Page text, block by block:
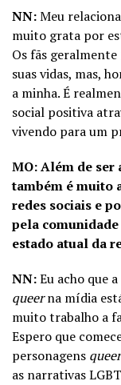
NN:Meu
muito grata por
Os fãs
suas vidas, mas,
a minha. É
social positiva
vivendo para um
MO: Além de ser
também é muito
redes sociais e
pela comunidade
estado atual da
NN:Eu acho que
queerna mídia
muito trabalho a
Espero que
personagens queer
as narrativas